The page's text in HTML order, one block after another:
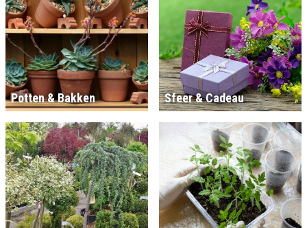
Potten & Bakken Sfeer & Cadeau